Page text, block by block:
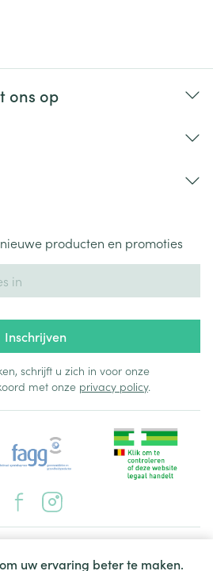
uw ervaring beter te maken.
ons op
producten en promoties
Inschrijven
schrijft u zich in voor onze
met onze privacy policy.